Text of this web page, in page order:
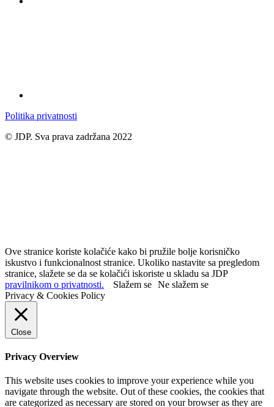
Politika privatnosti
© JDP. Sva prava zadržana 2022
Ove stranice koriste kolačiće kako bi pružile bolje korisničko
iskustvo i funkcionalnost stranice. Ukoliko nastavite sa pregledom
stranice, slažete se da se kolačići iskoriste u skladu sa JDP
pravilnikom o privatnosti.
Slažem se Ne slažem se
Privacy & Cookies Policy
Close
Privacy Overview
This website uses cookies to improve your experience while you
navigate through the website. Out of these cookies, the cookies that
are categorized as necessary are stored on your browser as they are